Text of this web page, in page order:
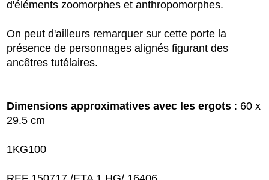
d'éléments zoomorphes et anthropomorphes.
On peut d'ailleurs remarquer sur cette porte la
présence de personnages alignés figurant des
ancêtres tutélaires.
Dimensions approximatives avec les ergots : 60 x
29.5 cm
1KG100